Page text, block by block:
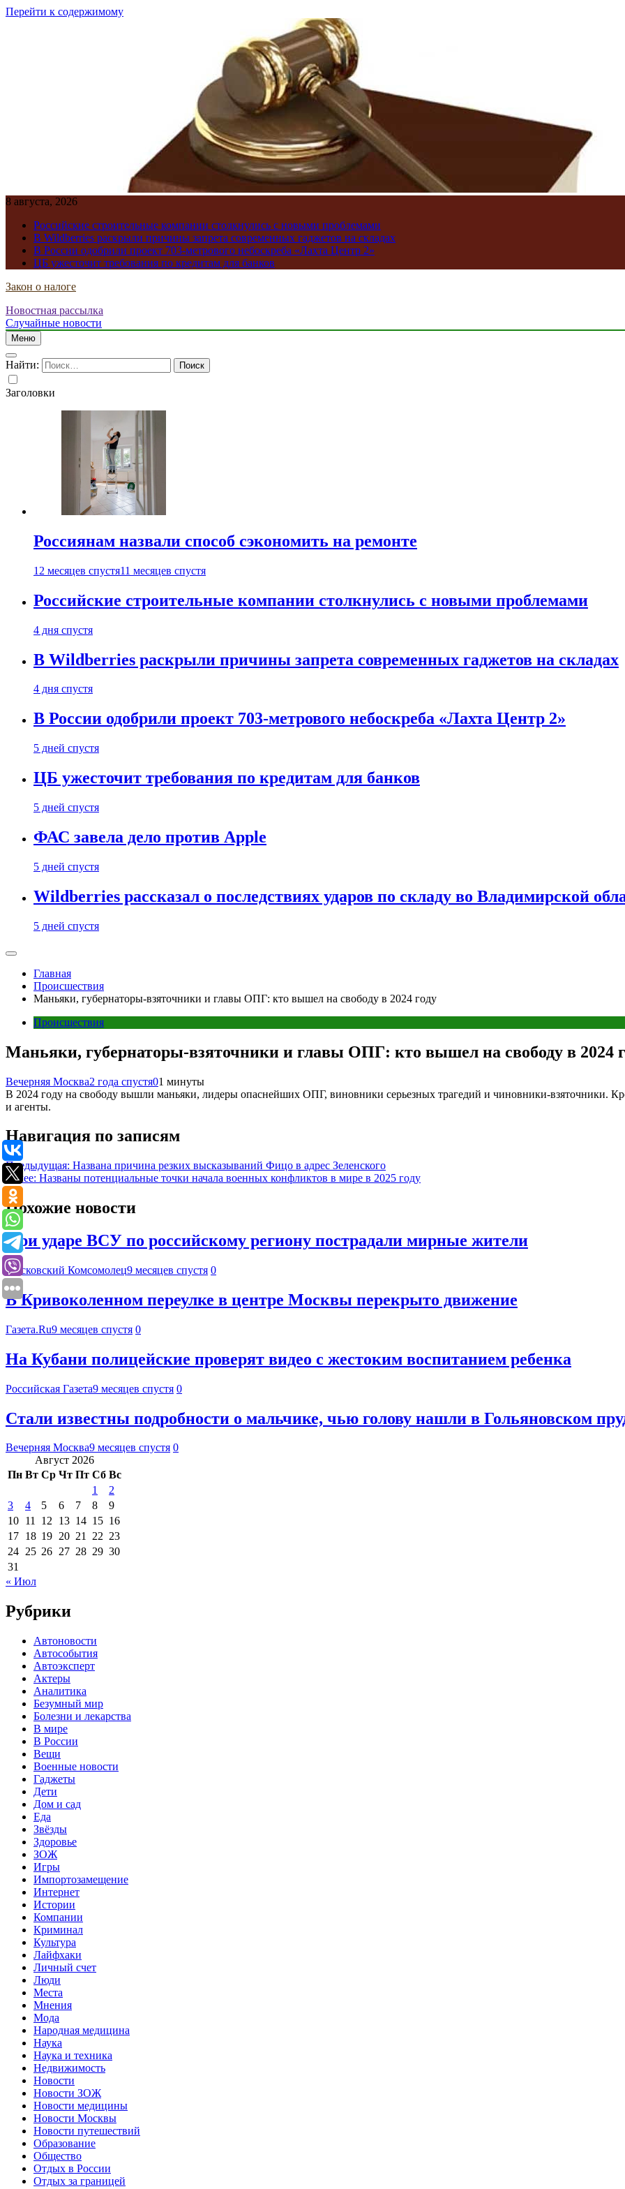
Перейти к содержимому
8 августа, 2026
Российские строительные компании столкнулись с новыми проблемами
В Wildberries раскрыли причины запрета современных гаджетов на складах
В России одобрили проект 703-метрового небоскреба «Лахта Центр 2»
ЦБ ужесточит требования по кредитам для банков
Закон о налоге
Новостная рассылка
Случайные новости
Меню
Найти:
Заголовки
Россиянам назвали способ сэкономить на ремонте
12 месяцев спустя11 месяцев спустя
Российские строительные компании столкнулись с новыми проблемами
4 дня спустя
В Wildberries раскрыли причины запрета современных гаджетов на складах
4 дня спустя
В России одобрили проект 703-метрового небоскреба «Лахта Центр 2»
5 дней спустя
ЦБ ужесточит требования по кредитам для банков
5 дней спустя
ФАС завела дело против Apple
5 дней спустя
Wildberries рассказал о последствиях ударов по складу во Владимирской
5 дней спустя
Главная
Происшествия
Маньяки, губернаторы-взяточники и главы ОПГ: кто вышел на свободу в 2024 году
Происшествия
Маньяки, губернаторы-взяточники и главы ОПГ: кто вышел на свободу в 2024
Вечерняя Москва2 года спустя01 минуты
В 2024 году на свободу вышли маньяки, лидеры опаснейших ОПГ, виновники серьезных трагедий и чиновники-взяточники.
и агенты.
Навигация по записям
Предыдущая: Названа причина резких высказываний Фицо в адрес Зеленского
Далее: Названы потенциальные точки начала военных конфликтов в мире в 2025 году
Похожие новости
При ударе ВСУ по российскому региону пострадали мирные жители
Московский Комсомолец9 месяцев спустя 0
В Кривоколенном переулке в центре Москвы перекрыто движение
Газета.Ru9 месяцев спустя 0
На Кубани полицейские проверят видео с жестоким воспитанием ребенка
Российская Газета9 месяцев спустя 0
Стали известны подробности о мальчике, чью голову нашли в Гольяновском
Вечерняя Москва9 месяцев спустя 0
Август 2026
Пн Вт Ср Чт Пт Сб Вс
1
2
3
4 5 6 7 8
9
10 11 12 13 14 15 16
17 18 19 20 21 22 23
24 25 26 27 28 29 30
31
« Июл
Рубрики
Автоновости
Автособытия
Автоэксперт
Актеры
Аналитика
Безумный мир
Болезни и лекарства
В мире
В России
Вещи
Военные новости
Гаджеты
Дети
Дом и сад
Еда
Звёзды
Здоровье
ЗОЖ
Игры
Импортозамещение
Интернет
Истории
Компании
Криминал
Культура
Лайфхаки
Личный счет
Люди
Места
Мнения
Мода
Народная медицина
Наука
Наука и техника
Недвижимость
Новости
Новости ЗОЖ
Новости медицины
Новости Москвы
Новости путешествий
Образование
Общество
Отдых в России
Отдых за границей